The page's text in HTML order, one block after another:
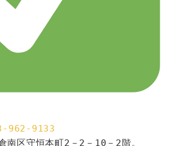
962-9133
南区守恒本町2－2－10－2階。